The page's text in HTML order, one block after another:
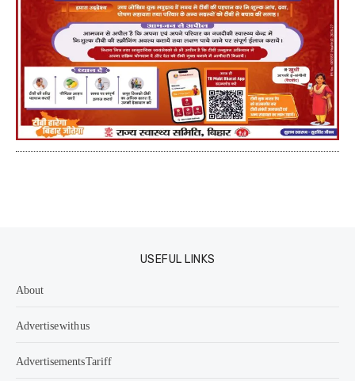
USEFUL LINKS
About
Advertise with us
Advertisements Tariff